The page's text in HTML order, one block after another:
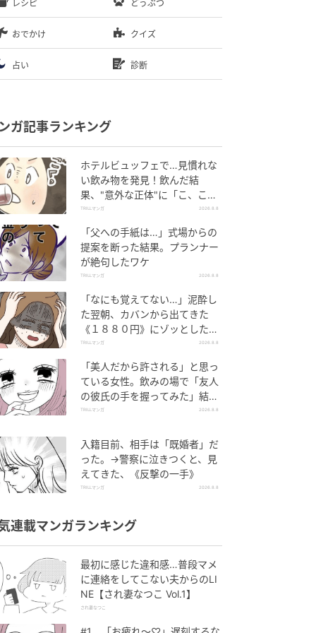
レシピ どうぶつ
おでかけ クイズ
占い 診断
ガ記事ランキング
ホテルビュッフェで…見慣れな
い飲み物を発見！飲んだ結
果、"意外な正体"に「こ、これ
は…！」
TRILLマンガ 2026.8.8
「父への手紙は…」式場からの
提案を断った結果。プランナー
が絶句したワケ
TRILLマンガ 2026.8.8
「なにも覚えてない…」泥酔し
た翌朝、カバンから出てきた
《１８８０円》にゾッとしたワ
ケ
TRILLマンガ 2026.8.8
「美人だから許される」と思っ
ている女性。飲みの場で「友人
の彼氏の手を握ってみた」結
果、“思わぬ反撃”に絶句
TRILLマンガ 2026.8.8
入籍目前、相手は「既婚者」だ
った。→警察に泣きつくと、見
えてきた、《反撃の一手》
TRILLマンガ 2026.8.8
連載マンガランキング
最初に感じた違和感…普段マメ
に連絡をしてこない夫からのLI
NE【され妻なつこ Vol.1】
され妻なつこ